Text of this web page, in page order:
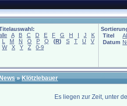
A B C D E F G H I J
K
L
M N O P Q (R) S T U
V
W
X Y Z 0-9
Titel
Datum
»Klötzlebauer
Es liegen zur Zeit, unter